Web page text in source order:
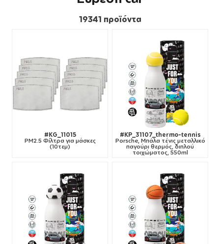
19341 προϊόντα
#KG_11015
PM2.5 Φίλτρα για μάσκες
(10τεμ)
#KP_31107_thermo-tennis
Porsche, Μπάλα τένις μεταλλικό
παγούρι θερμός, διπλού
τοιχώματος, 550ml